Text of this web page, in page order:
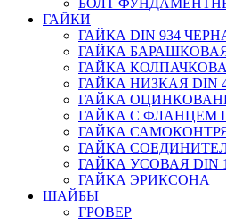
БОЛТ
ГАЙКИ
ГАЙКА DIN 934
ГАЙКА БАРАШКОВАЯ
ГАЙКА
ГАЙКА НИЗКАЯ DIN
ГАЙКА
ГАЙКА С ФЛАНЦЕМ
ГАЙКА
ГАЙКА
ГАЙКА УСОВАЯ DIN
ГАЙКА ЭРИКСОНА
ШАЙБЫ
ГРОВЕР